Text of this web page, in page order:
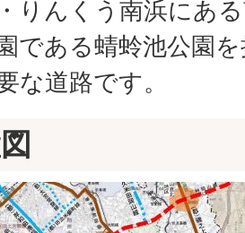
りんくう南浜にあ
である蜻蛉池公園
な道路です。